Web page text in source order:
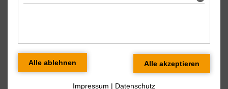
Impressum | Datenschutz